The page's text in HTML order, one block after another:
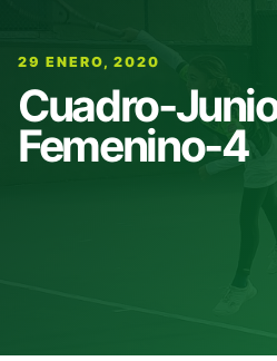
29 ENERO, 2020
Cuadro-
Femenino-4